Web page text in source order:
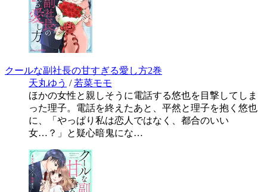
クールな副社長の甘すぎる愛し方2巻
天丸ゆう / 若菜モモ
ほかの女性と親しそうに電話する悠也を目撃してしま
った理子。電話を終えたあと、平然と理子を抱く悠也
に、「やっぱり私は恋人ではなく、都合のいい
女…？」と疑心暗鬼にな…